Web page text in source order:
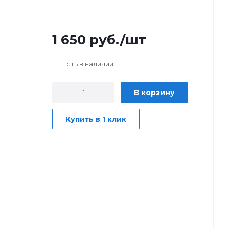
1 650 руб./шт
Есть в наличии
В корзину
Купить в 1 клик